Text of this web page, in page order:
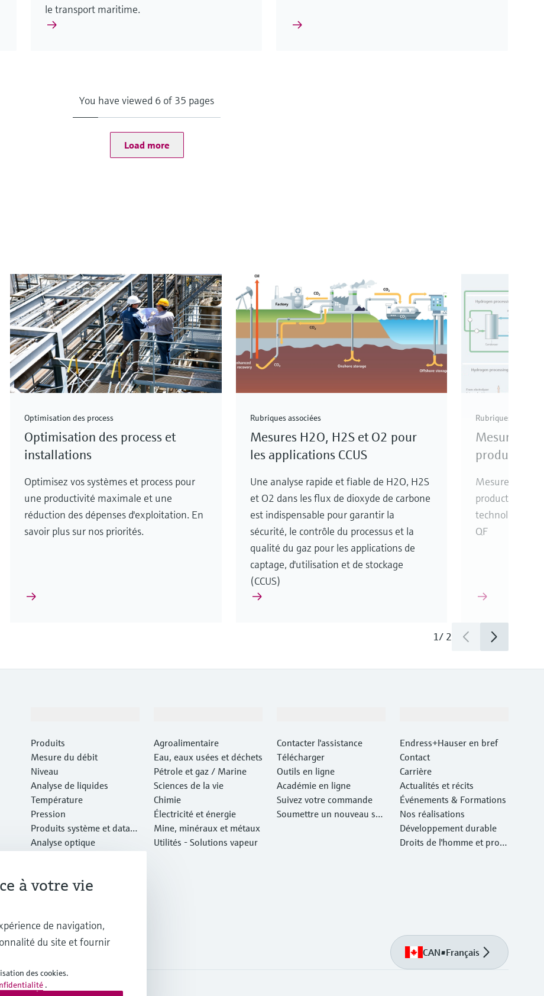
le transport maritime.
You have viewed 6 of 35 pages
Load more
Optimisation des process
Optimisation des process et
installations
Optimisez vos systèmes et process pour
une productivité maximale et une
réduction des dépenses d'exploitation. En
savoir plus sur nos priorités.
Rubriques associées
Mesures H2O, H2S et O2 pour
les applications CCUS
Une analyse rapide et fiable de H2O, H2S
et O2 dans les flux de dioxyde de carbone
est indispensable pour garantir la
sécurité, le contrôle du processus et la
qualité du gaz pour les applications de
captage, d'utilisation et de stockage
(CCUS)
Rubriques
Mesures
production
Mesure fiable
production
technologies
QF
1/ 2
Produits
Mesure du débit
Niveau
Analyse de liquides
Température
Pression
Produits système et data
managers
Analyse optique
Produits vedettes
Agroalimentaire
Eau, eaux usées et déchets
Pétrole et gaz / Marine
Sciences de la vie
Chimie
Électricité et énergie
Mine, minéraux et métaux
Utilités - Solutions vapeur
Contacter l'assistance
Télécharger
Outils en ligne
Académie en ligne
Suivez votre commande
Soumettre un nouveau ser
Endress+Hauser en bref
Contact
Carrière
Actualités et récits
Événements & Formations
Nos réalisations
Développement durable
Droits de l'homme et prote
CAN•Français
à votre vie
de navigation,
du site et fournir
des cookies.
.